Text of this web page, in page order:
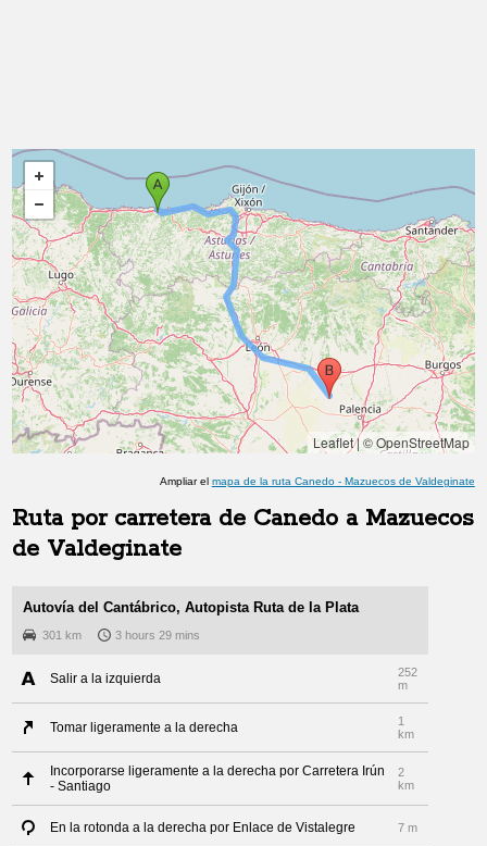
Leaflet|© OpenStreetMap
Ampliar el mapa de la ruta Canedo- Mazuecos de Valdeginate
Ruta por carretera de Canedo a Mazuecos
de Valdeginate
Autovía del Cantábrico, Autopista Ruta de la Plata
301 km 3 hours 29 mins
Salir a la izquierda
252
m
Tomar ligeramente a la derecha
1
km
Incorporarse ligeramente a la derecha por Carretera Irún
- Santiago
2
km
En la rotonda a la derecha por Enlace de Vistalegre 7 m